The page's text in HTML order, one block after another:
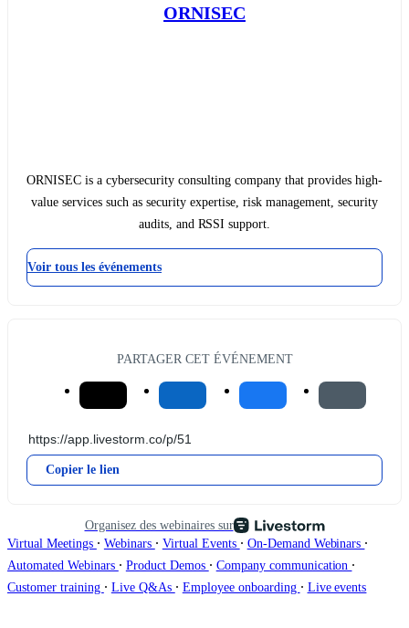
ORNISEC
ORNISEC is a cybersecurity consulting company that provides high-
value services such as security expertise, risk management, security
audits, and RSSI support.
Voir tous les événements
PARTAGER CET ÉVÉNEMENT
Copier le lien
Organisez des webinaires sur
Virtual Meetings ∙ Webinars ∙ Virtual Events ∙ On-Demand Webinars ∙
Automated Webinars ∙ Product Demos ∙ Company communication ∙
Customer training ∙ Live Q&As ∙ Employee onboarding ∙ Live events